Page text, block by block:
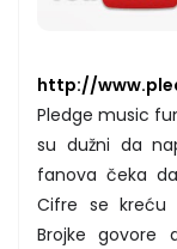
http://
Pledge music
su dužni da
fanova čeka
Cifre se kreću
Brojke govore